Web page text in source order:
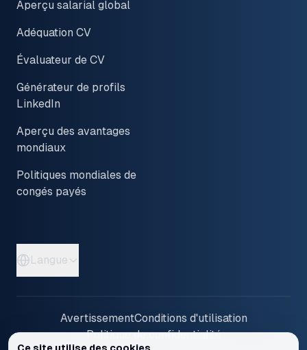
Aperçu salarial global
Adéquation CV
Évaluateur de CV
Générateur de profils
LinkedIn
Aperçu des avantages
mondiaux
Politiques mondiales de
congés payés
Langue
AvertissementConditions d'utilisation
Politique de confidentialité